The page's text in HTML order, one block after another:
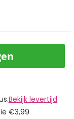
Bekijk levertijd
€3,99